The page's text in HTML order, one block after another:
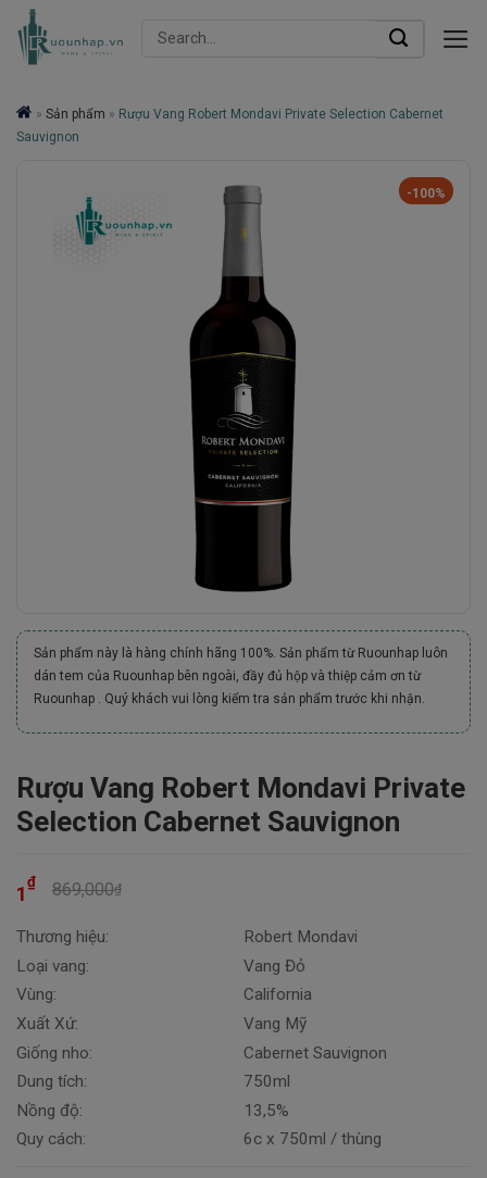
Skip
Search
» Sản phẩm » Rượu Vang Robert Mondavi Private Selection Cabernet
Sauvignon
-100%
Sản phẩm này là hàng chính hãng 100%. Sản phẩm từ Ruounhap luôn
dán tem của Ruounhap bên ngoài, đầy đủ hộp và thiệp cảm ơn từ
Ruounhap . Quý khách vui lòng kiểm tra sản phẩm trước khi nhận.
Rượu Vang Robert Mondavi Private
Selection Cabernet Sauvignon
869,000₫
1
₫
Thương hiệu:
Loại vang:
Vùng:
Xuất Xứ:
Giống nho:
Dung tích:
Nồng độ:
Quy cách:
Robert Mondavi
Vang Đỏ
California
Vang Mỹ
Cabernet Sauvignon
750ml
13,5%
6c x 750ml / thùng